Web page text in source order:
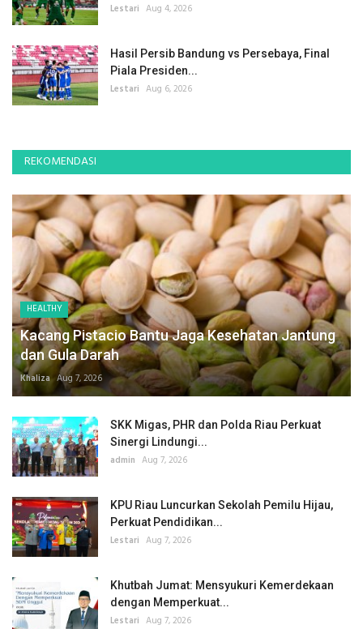
Lestari Aug 4, 2026
Hasil Persib Bandung vs Persebaya, Final
Piala Presiden...
Lestari Aug 6, 2026
REKOMENDASI
HEALTHY
Kacang Pistacio Bantu Jaga Kesehatan Jantung
dan Gula Darah
Khaliza Aug 7, 2026
SKK Migas, PHR dan Polda Riau Perkuat
Sinergi Lindungi...
admin Aug 7, 2026
KPU Riau Luncurkan Sekolah Pemilu Hijau,
Perkuat Pendidikan...
Lestari Aug 7, 2026
Khutbah Jumat: Mensyukuri Kemerdekaan
dengan Memperkuat...
Lestari Aug 7, 2026